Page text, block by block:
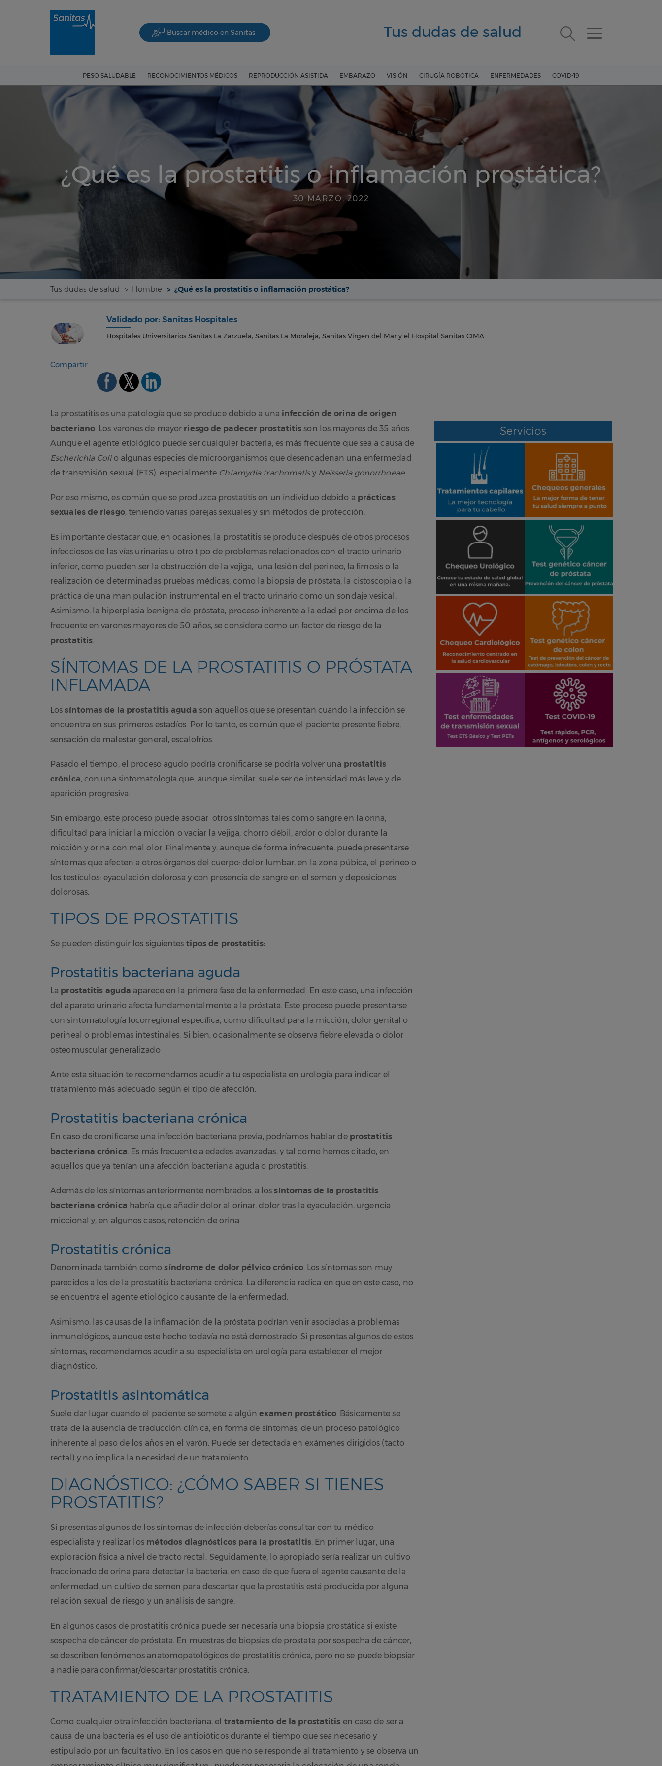
Buscar médico en Sanitas Tus dudas de salud
PESO SALUDABLE RECONOCIMIENTOS MÉDICOS REPRODUCCIÓN ASISTIDA EMBARAZO VISIÓN CIRUGÍA ROBÓTICA ENFERMEDADES COVID-19
¿Qué es la prostatitis o inflamación prostática?
30 MARZO, 2022
Tus dudas de salud Hombre ¿Qué es la prostatitis o inflamación prostática?
Validado por: Sanitas Hospitales
Hospitales Universitarios Sanitas La Zarzuela, Sanitas La Moraleja, Sanitas Virgen del Mar y el Hospital Sanitas CIMA.
Compartir
La prostatitis es una patología que se produce debido a una infección de orina de origen
bacteriano . Los varones de mayor riesgo de padecer prostatitis son los mayores de 35 años.
Aunque el agente etiológico puede ser cualquier bacteria, es más frecuente que sea a causa de
Escherichia Colio algunas especies de microorganismos que desencadenan una enfermedad
de transmisión sexual (ETS), especialmente Chlamydia trachomatis yNeisseria gonorrhoeae.
Por eso mismo, es común que se produzca prostatitis en un individuo debido a prácticas
sexuales de riesgo, teniendo varias parejas sexuales y sin métodos de protección.
Es importante destacar que, en ocasiones, la prostatitis se produce después de otros procesos
infecciosos de las vías urinarias u otro tipo de problemas relacionados con el tracto urinario
inferior, como pueden ser la obstrucción de la vejiga, una lesión del perineo, la fimosis o la
realización de determinadas pruebas médicas, como la biopsia de próstata, la cistoscopia o la
práctica de una manipulación instrumental en el tracto urinario como un sondaje vesical.
Asimismo, la hiperplasia benigna de próstata, proceso inherente a la edad por encima de los
frecuente en varones mayores de 50 años, se considera como un factor de riesgo de la
prostatitis
SÍNTOMAS DE LA PROSTATITIS O PRÓSTATA
INFLAMADA
Lossíntomas de la prostatitis aguda son aquellos que se presentan cuando la infección se
encuentra en sus primeros estadíos. Por lo tanto, es común que el paciente presente fiebre,
sensación de malestar general, escalofríos.
Pasado el tiempo, el proceso agudo podría cronificarse se podría volver una prostatitis
crónica, con una sintomatología que, aunque similar, suele ser de intensidad más leve y de
aparición progresiva.
Sin embargo, este proceso puede asociar otros síntomas tales como sangre en la orina,
dificultad para iniciar la micción o vaciar la vejiga, chorro débil, ardor o dolor durante la
micción y orina con mal olor. Finalmente y, aunque de forma infrecuente, puede presentarse
síntomas que afecten a otros órganos del cuerpo: dolor lumbar, en la zona púbica, el perineo o
los testículos; eyaculación dolorosa y con presencia de sangre en el semen y deposiciones
dolorosas.
TIPOS DE PROSTATITIS
Se pueden distinguir los siguientes tipos de prostatitis:
Prostatitis bacteriana aguda
La prostatitis aguda aparece en la primera fase de la enfermedad. En este caso, una infección
del aparato urinario afecta fundamentalmente a la próstata. Este proceso puede presentarse
con sintomatología locorregional específica, como dificultad para la micción, dolor genital o
perineal o problemas intestinales. Si bien, ocasionalmente se observa fiebre elevada o dolor
osteomuscular generalizado
Ante esta situación te recomendamos acudir a tu especialista en urología para indicar el
tratamiento más adecuado según el tipo de afección.
Prostatitis bacteriana crónica
En caso de cronificarse una infección bacteriana previa, podríamos hablar de prostatitis
bacteriana crónica . Es más frecuente a edades avanzadas, y tal como hemos citado, en
aquellos que ya tenían una afección bacteriana aguda o prostatitis.
Además de los síntomas anteriormente nombrados, a lossíntomas de la prostatitis
bacteriana crónica habría que añadir dolor al orinar, dolor tras la eyaculación, urgencia
miccional y, en algunos casos, retención de orina.
Prostatitis crónica
Denominada también comosíndrome de dolor pélvico crónico. Los síntomas son muy
parecidos a los de la prostatitis bacteriana crónica. La diferencia radica en que en este caso, no
se encuentra el agente etiológico causante de la enfermedad.
Asimismo, las causas de la inflamación de la próstata podrían venir asociadas a problemas
inmunológicos, aunque este hecho todavía no está demostrado. Si presentas algunos de estos
síntomas, recomendamos acudir a su especialista en urología para establecer el mejor
diagnóstico.
Prostatitis asintomática
Suele dar lugar cuando el paciente se somete a algúnexamen prostático . Básicamente se
trata de la ausencia de traducción clínica, en forma de síntomas, de un proceso patológico
inherente al paso de los años en el varón. Puede ser detectada en exámenes dirigidos (tacto
rectal) y no implica la necesidad de un tratamiento.
DIAGNÓSTICO: ¿CÓMO SABER SI TIENES
PROSTATITIS?
Si presentas algunos de los síntomas de infección deberías consultar con tu médico
especialista y realizar los métodos diagnósticos para la prostatitis. En primer lugar, una
exploración física a nivel de tracto rectal. Seguidamente, lo apropiado sería realizar un cultivo
fraccionado de orina para detectar la bacteria, en caso de que fuera el agente causante de la
enfermedad, un cultivo de semen para descartar que la prostatitis está producida por alguna
relación sexual de riesgo y un análisis de sangre.
En algunos casos de prostatitis crónica puede ser necesaria una biopsia prostática si existe
sospecha de cáncer de próstata. En muestras de biopsias de prostata por sospecha de cáncer,
se describen fenómenos anatomopatológicos de prostatitis crónica, pero no se puede biopsiar
a nadie para confirmar/descartar prostatitis crónica.
TRATAMIENTO DE LA PROSTATITIS
Como cualquier otra infección bacteriana, el tratamiento de la prostatitis en caso de ser a
causa de una bacteria es el uso de antibióticos durante el tiempo que sea necesario y
estipulado por un facultativo. En los casos en que no se responde al tratamiento y se observa un
Servicios